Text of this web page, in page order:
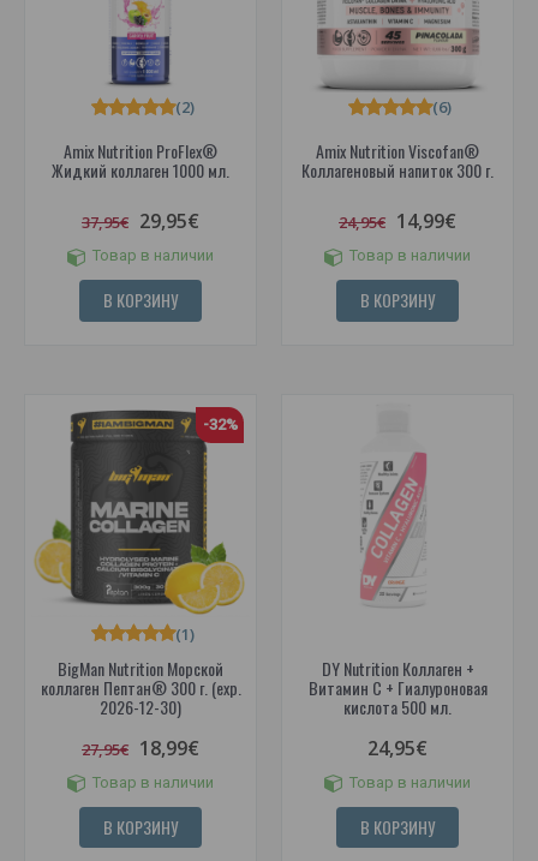
Amix Nutrition ProFlex®
Жидкий коллаген 1000 мл.
(2)
37,95€ 29,95€
Товар в наличии
В КОРЗИНУ
Amix Nutrition Viscofan®
Коллагеновый напиток 300 г.
(6)
24,95€ 14,99€
Товар в наличии
В КОРЗИНУ
-32%
BigMan Nutrition Морской
коллаген Пептан® 300 г. (exp.
2026-12-30)
(1)
27,95€ 18,99€
Товар в наличии
В КОРЗИНУ
DY Nutrition Коллаген +
Витамин С + Гиалуроновая
кислота 500 мл.
24,95€
Товар в наличии
В КОРЗИНУ